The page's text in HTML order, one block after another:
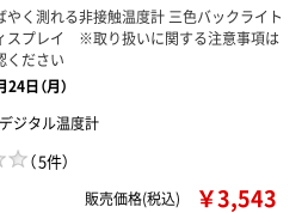
やく測れる非接触温度計 三色バックライト
スプレイ ※取り扱いに関する注意事項は
ください
日（月）
デジタル温度計
（5件）
販売価格(税込) ￥3,543